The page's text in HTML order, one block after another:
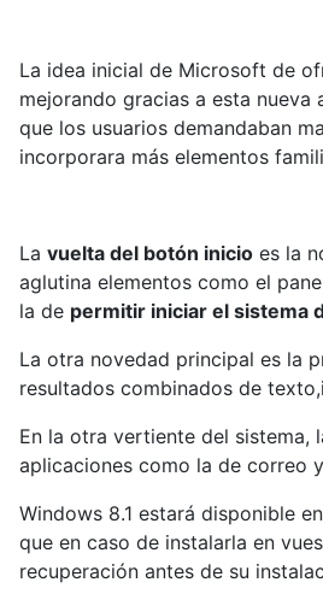
La idea inicial de Microsoft de
mejorando gracias a esta
que los usuarios demandaban
incorporara más elementos
La vuelta del botón inicio es la
aglutina elementos como el
la de permitir iniciar el sistema
La otra novedad principal es la
resultados combinados de
En la otra vertiente del sistema,
aplicaciones como la de correo
Windows 8.1 estará disponible
que en caso de instalarla en
recuperación antes de su